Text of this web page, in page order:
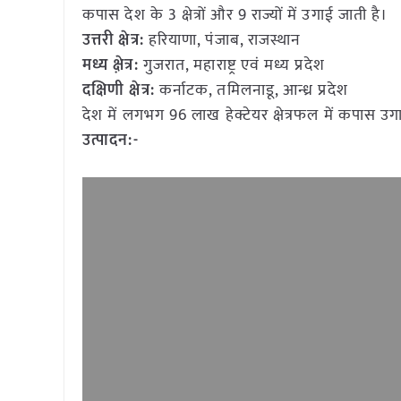
कपास देश के 3 क्षेत्रों और 9 राज्यों में उगाई जाती है।
उत्तरी क्षेत्र:हरियाणा, पंजाब, राजस्थान
मध्य क्ष़ेत्र:गुजरात, महाराष्ट्र एवं मध्य प्रदेश
दक्षिणी क्षेत्र:कर्नाटक, तमिलनाडू, आन्ध्र प्रदेश
देश में लगभग 96 लाख हेक्टेयर क्षेत्रफल में कपास
उत्पादन:-